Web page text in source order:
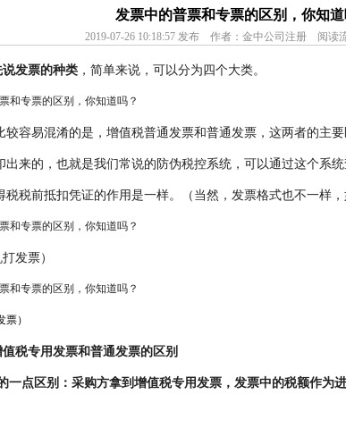
发票中的普票和专票的区别，你知道
2019-07-26 10:18:57 发布 作者：金中公司注册 阅读
说发票的种类，简单来说，可以分为四个大类。
较容易混淆的是，增值税普通发票和普通发票，这两者的主
出来的，也就是我们常说的防伪税控系统，可以通过这个系
税税前抵扣凭证的作用是一样。（当然，发票格式也不一样，
发票）
值税专用发票和普通发票的区别
一点区别：采购方拿到增值税专用发票，发票中的税额作为